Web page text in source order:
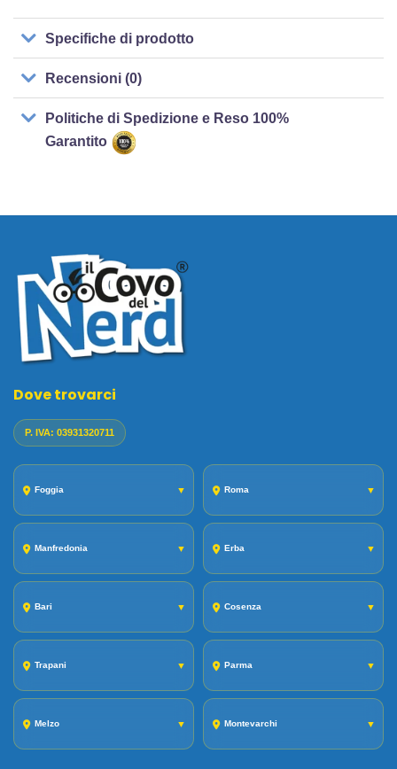
Specifiche di prodotto
Recensioni (0)
Politiche di Spedizione e Reso 100%
Garantito
Dove trovarci
P. IVA: 03931320711
Foggia ▼ Roma ▼
Manfredonia ▼ Erba ▼
Bari ▼ Cosenza ▼
Trapani ▼ Parma ▼
Melzo ▼ Montevarchi ▼